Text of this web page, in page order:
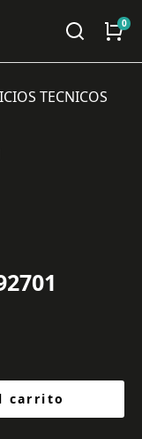
TECNICOS
carrito